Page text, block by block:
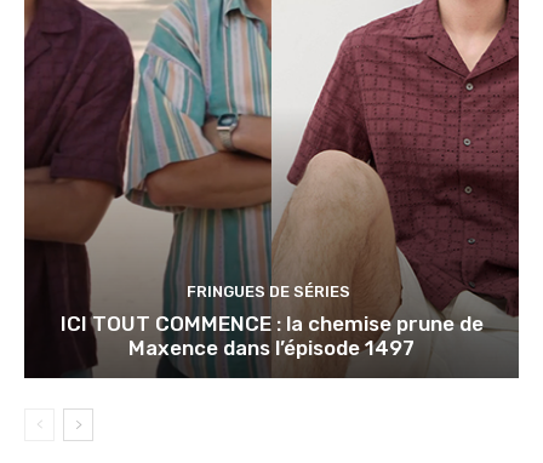
FRINGUES DE SÉRIES
ICI TOUT COMMENCE : la chemise prune de
Maxence dans l’épisode 1497